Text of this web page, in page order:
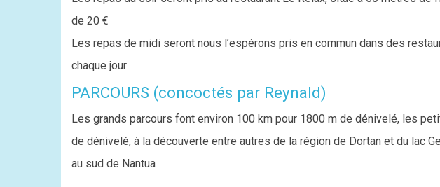
de 20 €
Les repas de midi seront nous l’espérons pris en commun dans des
chaque jour
PARCOURS (concoctés par Reynald)
Les grands parcours font environ 100 km pour 1800 m de dénivelé, les
de dénivelé, à la découverte entre autres de la région de Dortan et du lac
au sud de Nantua